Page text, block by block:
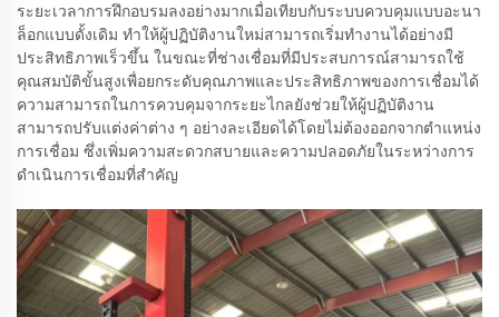
ระยะเวลาการฝึกอบรมลงอย่างมากเมื่อเทียบกับระบบควบคุมแบบอะนา
ล็อกแบบดั้งเดิม ทำให้ผู้ปฏิบัติงานใหม่สามารถเริ่มทำงานได้อย่างมี
ประสิทธิภาพเร็วขึ้น ในขณะที่ช่างเชื่อมที่มีประสบการณ์สามารถใช้
คุณสมบัติขั้นสูงเพื่อยกระดับคุณภาพและประสิทธิภาพของการเชื่อมได้
ความสามารถในการควบคุมจากระยะไกลยังช่วยให้ผู้ปฏิบัติงาน
สามารถปรับแต่งค่าต่าง ๆ อย่างละเอียดได้โดยไม่ต้องออกจากตำแหน่ง
การเชื่อม ซึ่งเพิ่มความสะดวกสบายและความปลอดภัยในระหว่างการ
ดำเนินการเชื่อมที่สำคัญ